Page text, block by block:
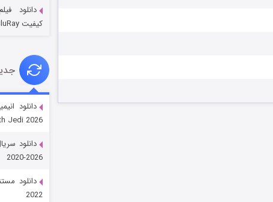
قسمت۶ (زیرنویس)
دانلود
کیفیت BluRay
Jedi 2026
2020-2026
2022